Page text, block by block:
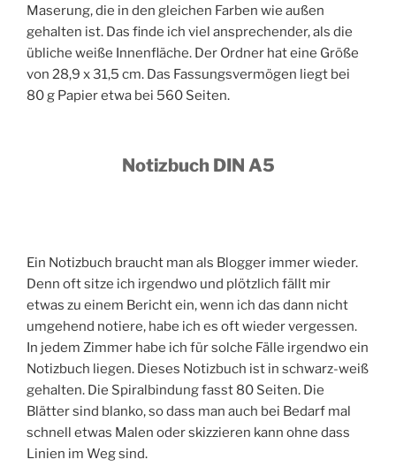
Maserung, die in den gleichen Farben wie außen
gehalten ist. Das finde ich viel ansprechender, als die
übliche weiße Innenfläche. Der Ordner hat eine Größe
von 28,9 x 31,5 cm. Das Fassungsvermögen liegt bei
80 g Papier etwa bei 560 Seiten.
Notizbuch DIN A5
Ein Notizbuch braucht man als Blogger immer wieder.
Denn oft sitze ich irgendwo und plötzlich fällt mir
etwas zu einem Bericht ein, wenn ich das dann nicht
umgehend notiere, habe ich es oft wieder vergessen.
In jedem Zimmer habe ich für solche Fälle irgendwo ein
Notizbuch liegen. Dieses Notizbuch ist in schwarz-weiß
gehalten. Die Spiralbindung fasst 80 Seiten. Die
Blätter sind blanko, so dass man auch bei Bedarf mal
schnell etwas Malen oder skizzieren kann ohne dass
Linien im Weg sind.